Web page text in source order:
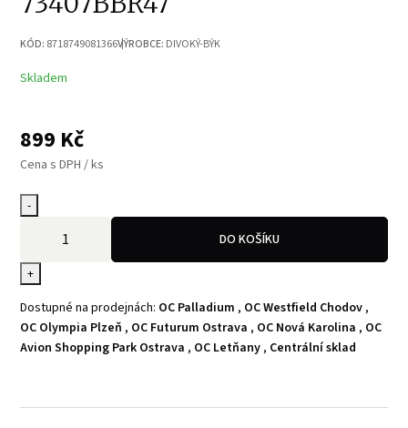
KÓD: 8718749081366VÝROBCE: DIVOKÝ-BÝK
Skladem
899 Kč
Cena s DPH / ks
-
+
DO KOŠÍKU
Dostupné na prodejnách: OC Palladium , OC Westfield Chodov ,
OC Olympia Plzeň , OC Futurum Ostrava , OC Nová Karolina , OC
Avion Shopping Park Ostrava , OC Letňany , Centrální sklad